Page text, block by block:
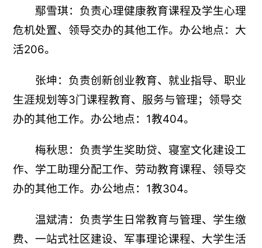
鄢雪琪：负责心理健康教育课程及学生心理
危机处置、领导交办的其他工作。办公地点：大
活206。
张坤：负责创新创业教育、就业指导、职业
生涯规划等3门课程教育、服务与管理；领导交
办的其他工作。办公地点：1教404。
梅秋思：负责学生奖助贷、寝室文化建设工
作、学工助理分配工作、劳动教育课程、领导交
办的其他工作。办公地点：1教304。
温斌清：负责学生日常教育与管理、学生缴
费、一站式社区建设、军事理论课程、大学生活